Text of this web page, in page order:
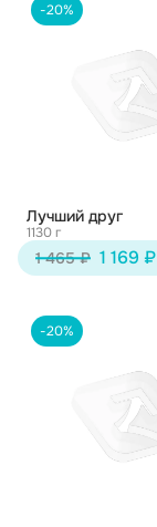
-20%
Лучший друг
1130 г
1 465 ₽ 1 169 ₽
-20%